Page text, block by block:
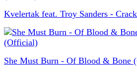
Kvelertak feat. Troy Sanders -
She Must Burn - Of Blood & Bone